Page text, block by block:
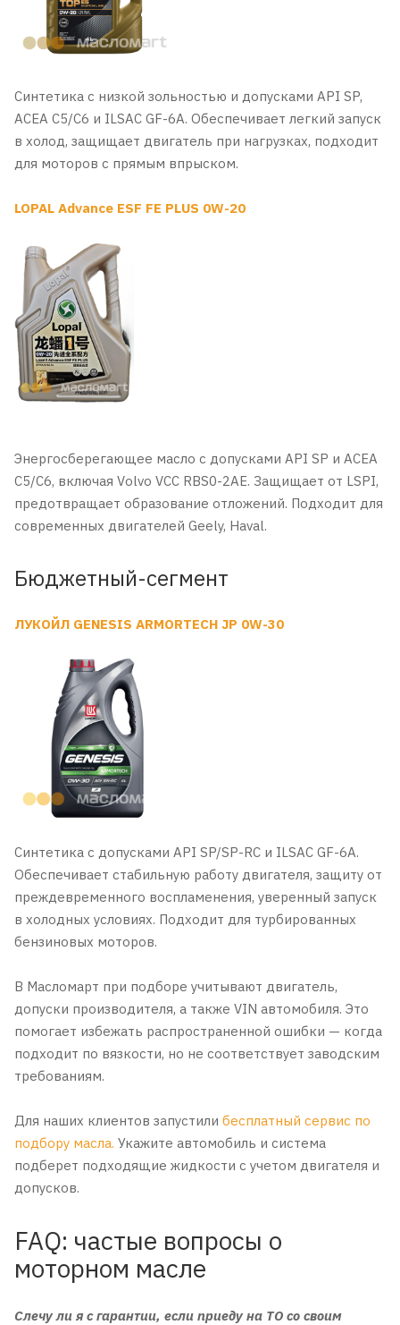
Синтетика с низкой зольностью и допусками API SP,
ACEA C5/C6 и ILSAC GF-6A. Обеспечивает легкий запуск
в холод, защищает двигатель при нагрузках, подходит
для моторов с прямым впрыском.
LOPAL Advance ESF FE PLUS 0W-20
Энергосберегающее масло с допусками API SP и ACEA
C5/C6, включая Volvo VCC RBS0-2AE. Защищает от LSPI,
предотвращает образование отложений. Подходит для
современных двигателей Geely, Haval.
Бюджетный-сегмент
ЛУКОЙЛ GENESIS ARMORTECH JP 0W-30
Синтетика с допусками API SP/SP-RC и ILSAC GF-6A.
Обеспечивает стабильную работу двигателя, защиту от
преждевременного воспламенения, уверенный запуск
в холодных условиях. Подходит для турбированных
бензиновых моторов.
В Масломарт при подборе учитывают двигатель,
допуски производителя, а также VIN автомобиля. Это
помогает избежать распространенной ошибки — когда
подходит по вязкости, но не соответствует заводским
требованиям.
Для наших клиентов запустили бесплатный сервис по
подбору масла. Укажите автомобиль и система
подберет подходящие жидкости с учетом двигателя и
допусков.
FAQ: частые вопросы о
моторном масле
Слечу ли я с гарантии, если приеду на ТО со своим